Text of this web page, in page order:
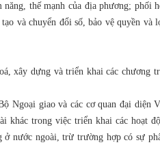
thế mạnh của địa phương; phối
và chuyển đổi số, bảo vệ quyền và
xây dựng và triển khai các chương
Ngoại giao và các cơ quan đại diện
khác trong việc triển khai các hoạt
nước ngoài, trừ trường hợp có sự